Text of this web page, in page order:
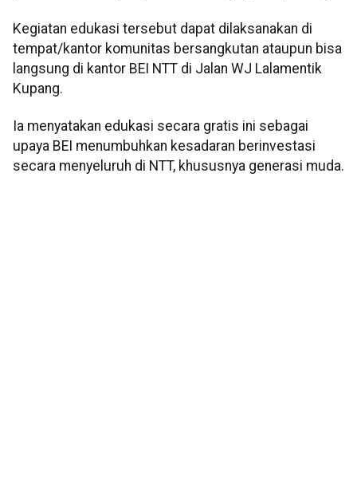
Kegiatan edukasi tersebut dapat dilaksanakan di
tempat/kantor komunitas bersangkutan ataupun bisa
langsung di kantor BEI NTT di Jalan WJ Lalamentik
Kupang.
Ia menyatakan edukasi secara gratis ini sebagai
upaya BEI menumbuhkan kesadaran berinvestasi
secara menyeluruh di NTT, khususnya generasi muda.